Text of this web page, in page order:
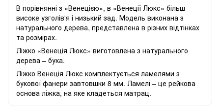
В порівнянні з «Венецією», в «Венеції Люкс» більш
високе узголів'я і низький зад. Модель виконана з
натурального дерева, представлена ​​в різних відтінках
та розмірах.
Ліжко «Венеція Люкс» виготовлена ​​з натурального
дерева – бука.
Ліжко Венеція Люкс комплектується ламелями з
букової фанери завтовшки 8 мм. Ламелі – це рейкова
основа ліжка, на яке кладеться матрац.